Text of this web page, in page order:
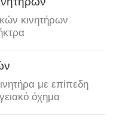
κινητήρων
με επίπεδη
όχημα